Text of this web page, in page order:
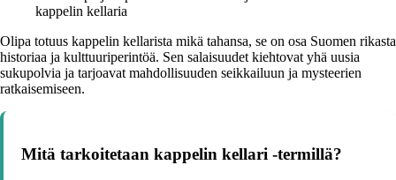
kappelin kellaria
Olipa totuus kappelin kellarista mikä tahansa, se on osa Suomen rikasta
historiaa ja kulttuuriperintöä. Sen salaisuudet kiehtovat yhä uusia
sukupolvia ja tarjoavat mahdollisuuden seikkailuun ja mysteerien
ratkaisemiseen.
Mitä tarkoitetaan kappelin kellari -termillä?